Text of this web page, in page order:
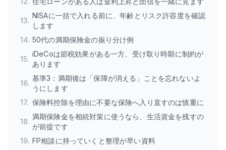
13.
NISAに一括で入れる前に、年齢とリスク許容度を確認
します
14. 50代の満期保険金の振り分け例
15.
iDeCoは節税効果がある一方、受け取り時期に制約が
あります
16.
基準3：満期後は「保障が消える」ことを忘れないよ
うにします
17. 保険料控除を理由に不要な保険へ入り直すのは慎重に
18.
満期保険金を相続対策に使うなら、生活資金を残すの
が前提です
19. FP相談に持っていくと整理が早い資料